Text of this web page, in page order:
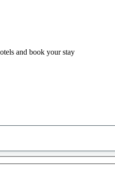
and book your stay